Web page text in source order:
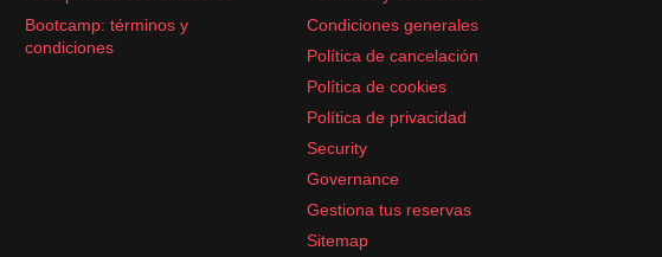
Bootcamp: términos y
condiciones
Condiciones generales
Política de cancelación
Política de cookies
Política de privacidad
Security
Governance
Gestiona tus reservas
Sitemap